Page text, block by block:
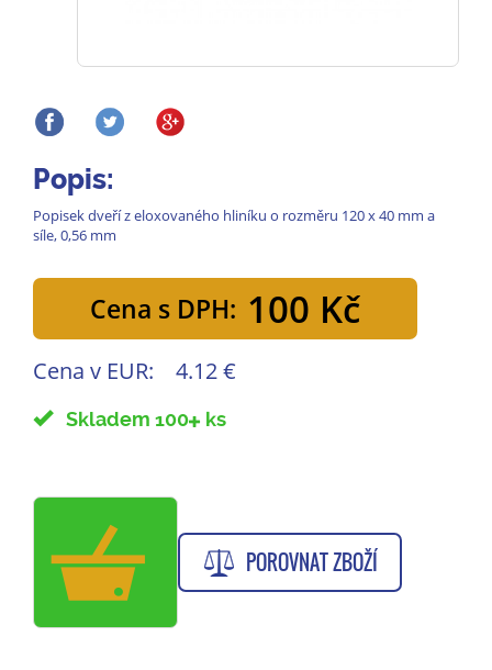
Popis:
Popisek dveří z eloxovaného hliníku o rozměru 120 x 40 mm a
síle, 0,56 mm
Cena s DPH: 100 Kč
Cena v EUR: 4.12 €
Skladem 100 ks
POROVNAT ZBOŽÍ